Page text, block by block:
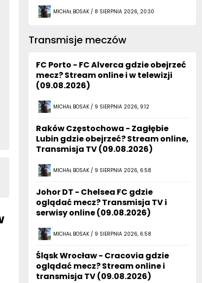
MICHAŁ BOSAK / 8 SIERPNIA 2026, 20:30
Transmisje meczów
FC Porto - FC Alverca gdzie obejrzeć
mecz? Stream online i w telewizji
(09.08.2026)
MICHAŁ BOSAK / 9 SIERPNIA 2026, 9:12
Raków Częstochowa - Zagłębie
Lubin gdzie obejrzeć? Stream online,
Transmisja TV (09.08.2026)
MICHAŁ BOSAK / 9 SIERPNIA 2026, 6:58
Johor DT - Chelsea FC gdzie
oglądać mecz? Transmisja TV i
serwisy online (09.08.2026)
MICHAŁ BOSAK / 9 SIERPNIA 2026, 6:58
Śląsk Wrocław - Cracovia gdzie
oglądać mecz? Stream online i
transmisja TV (09.08.2026)